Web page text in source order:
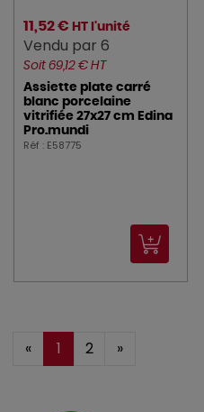
11,52 € HT l'unité
Vendu par 6
Soit 69,12 € HT
Assiette plate carré
blanc porcelaine
vitrifiée 27x27 cm Edina
Pro.mundi
Réf : E58775
« 1 2 »